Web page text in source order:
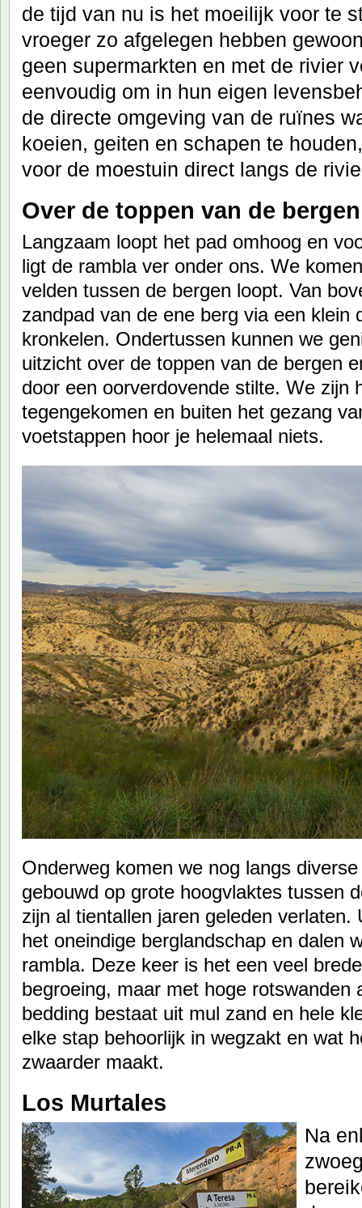
de tijd van nu is het moeilijk voor te
vroeger zo afgelegen hebben
geen supermarkten en met de rivier
eenvoudig om in hun eigen
de directe omgeving van de ruïnes
koeien, geiten en schapen te
voor de moestuin direct langs de
Over de toppen van de bergen
Langzaam loopt het pad omhoog en
ligt de rambla ver onder ons. We
velden tussen de bergen loopt. Van
zandpad van de ene berg via een klein
kronkelen. Ondertussen kunnen we
uitzicht over de toppen van de bergen
door een oorverdovende stilte. We zijn
tegengekomen en buiten het gezang
voetstappen hoor je helemaal niets.
Onderweg komen we nog langs
gebouwd op grote hoogvlaktes tussen
zijn al tientallen jaren geleden verlaten.
het oneindige berglandschap en dalen
rambla. Deze keer is het een veel
begroeing, maar met hoge rotswanden
bedding bestaat uit mul zand en hele
elke stap behoorlijk in wegzakt en wat
zwaarder maakt.
Los Murtales
Na